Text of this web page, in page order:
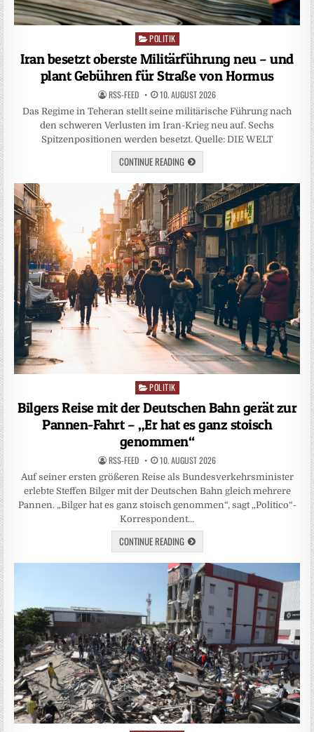
Posted
in
POLITIK
Iran besetzt oberste Militärführung neu – und
plant Gebühren für Straße von Hormus
RSS-FEED 10. AUGUST 2026
Das Regime in Teheran stellt seine militärische Führung nach
den schweren Verlusten im Iran-Krieg neu auf. Sechs
Spitzenpositionen werden besetzt. Quelle: DIE WELT
CONTINUE READING
Posted
in
POLITIK
Bilgers Reise mit der Deutschen Bahn gerät zur
Pannen-Fahrt – „Er hat es ganz stoisch
genommen“
RSS-FEED 10. AUGUST 2026
Auf seiner ersten größeren Reise als Bundesverkehrsminister
erlebte Steffen Bilger mit der Deutschen Bahn gleich mehrere
Pannen. „Bilger hat es ganz stoisch genommen“, sagt „Politico“-
Korrespondent…
CONTINUE READING